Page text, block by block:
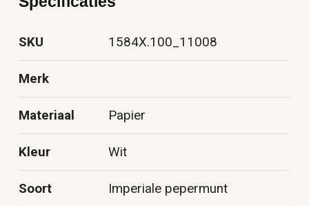
SKU 1584X.100_11008
Merk
Materiaal Papier
Kleur Wit
Soort Imperiale pepermunt